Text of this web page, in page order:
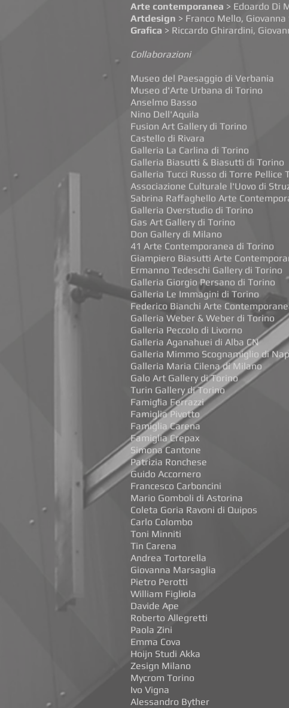
Arte contemporanea > Edoardo Di
Artdesign > Franco Mello,
Grafica > Riccardo Ghirardini,
Collaborazioni
Museo del Paesaggio di Verbania
Museo d'Arte Urbana di Torino
Anselmo Basso
Nino Dell'Aquila
Fusion Art Gallery di Torino
Castello di Rivara
Galleria La Carlina di Torino
Galleria Biasutti & Biasutti di Torino
Galleria Tucci Russo di Torre Pellice
Associazione Culturale l'Uovo di
Sabrina Raffaghello Arte
Galleria Overstudio di Torino
Gas Art Gallery di Torino
Don Gallery di Milano
41 Arte Contemporanea di Torino
Giampiero Biasutti Arte
Ermanno Tedeschi Gallery di Torino
Galleria Giorgio Persano di Torino
Galleria Le Immagini di Torino
Federico Bianchi Arte
Galleria Weber & Weber di Torino
Galleria Peccolo di Livorno
Galleria Aganahuei di Alba CN
Galleria Mimmo Scognamiglio di
Galleria Maria Cilena di Milano
Galo Art Gallery di Torino
Turin Gallery di Torino
Famiglia Ferrazzi
Famiglia Pivotto
Famiglia Carena
Famiglia Crepax
Simona Cantone
Patrizia Ronchese
Guido Accornero
Francesco Carboncini
Mario Gomboli di Astorina
Coleta Goria Ravoni di Quipos
Carlo Colombo
Toni Minniti
Tin Carena
Andrea Tortorella
Giovanna Marsaglia
Pietro Perotti
William Figliola
Davide Ape
Roberto Allegretti
Paola Zini
Emma Cova
Hoijn Studi Akka
Zesign Milano
Mycrom Torino
Ivo Vigna
Alessandro Byther